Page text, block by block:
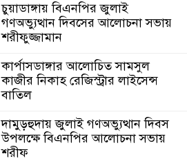
চুয়াডাঙ্গায় বিএনপির জুলাই
গণঅভ্যুত্থান দিবসের আলোচনা সভায়
শরীফুজ্জামান
কার্পাসডাঙ্গার আলোচিত সামসুল
কাজীর নিকাহ রেজিস্ট্রার লাইসেন্স
বাতিল
দামুড়হুদায় জুলাই গণঅভ্যুত্থান দিবস
উপলক্ষে বিএনপির আলোচনা সভায়
শরীফ